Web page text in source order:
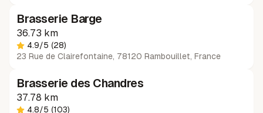
Brasserie Barge
36.73 km
4.9/5 (28)
23 Rue de Clairefontaine, 78120 Rambouillet, France
Brasserie des Chandres
37.78 km
4.8/5 (103)